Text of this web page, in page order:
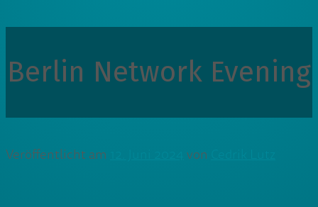
Berlin Network Evening
Veröffentlicht am von